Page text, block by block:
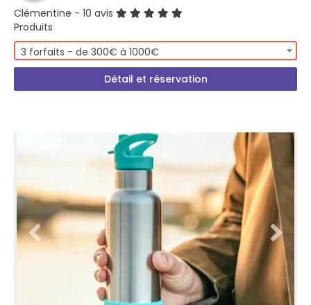
Clémentine - 10 avis
Produits
3 forfaits - de 300€ à 1000€
Détail et réservation